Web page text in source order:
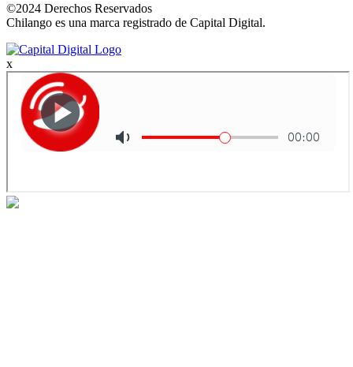
©2024 Derechos Reservados
Chilango es una marca registrado de Capital Digital.
x